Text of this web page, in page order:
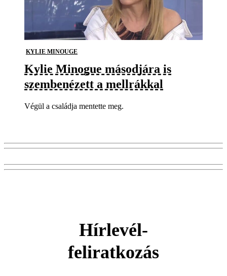
KYLIE MINOUGE
Kylie Minogue másodjára is
szembenézett a mellrákkal
Végül a családja mentette meg.
Hírlevél-
feliratkozás